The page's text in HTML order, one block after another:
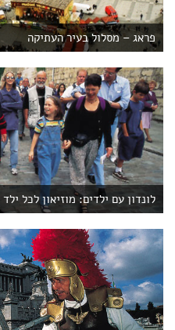
פראג – מסלול בעיר העתיקה
לונדון עם ילדים: מוזיאון לכל ילד